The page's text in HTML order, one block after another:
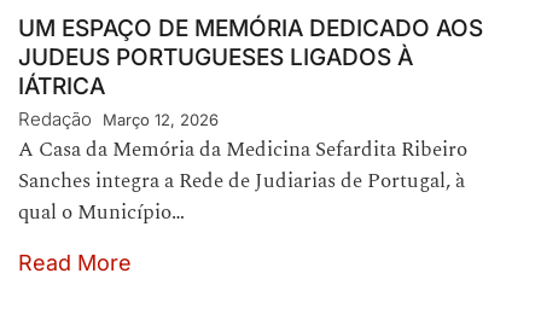
UM ESPAÇO DE MEMÓRIA DEDICADO AOS
JUDEUS PORTUGUESES LIGADOS À
IÁTRICA
Redação Março 12, 2026
A Casa da Memória da Medicina Sefardita Ribeiro
Sanches integra a Rede de Judiarias de Portugal, à
qual o Município…
Read More